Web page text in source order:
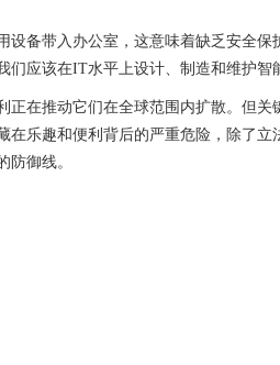
设备带入办公室，这意味着缺乏安全
们应该在IT水平上设计、制造和维护智
正在推动它们在全球范围内扩散。但
在乐趣和便利背后的严重危险，除了
防御线。